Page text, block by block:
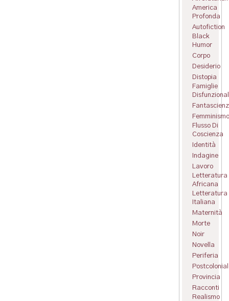
America
Profonda
Autofiction
Black
Humor
Corpo
Desiderio
Distopia
Famiglie
Femminismo
Flusso Di
Coscienza
Identità
Indagine
Lavoro
Letteratura
Africana
Letteratura
Italiana
Maternità
Morte
Noir
Novella
Periferia
Provincia
Racconti
Realismo